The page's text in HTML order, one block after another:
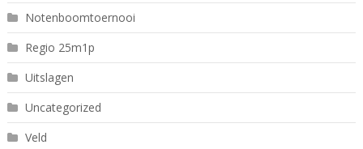
Notenboomtoernooi
Regio 25m1p
Uitslagen
Uncategorized
Veld